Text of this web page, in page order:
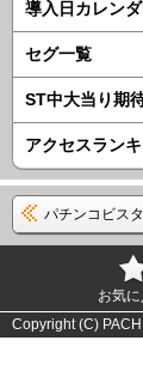
導入日カレン
セグ一覧
ST中大当り期
アクセスラン
パチンコビス
お気に
Copyright (C)